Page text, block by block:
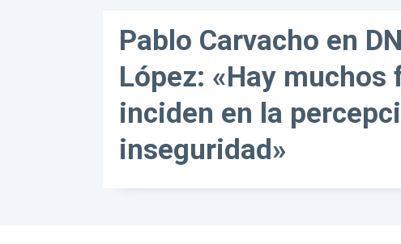
Pablo Carvacho en
López: «Hay muchos
inciden en la
inseguridad»